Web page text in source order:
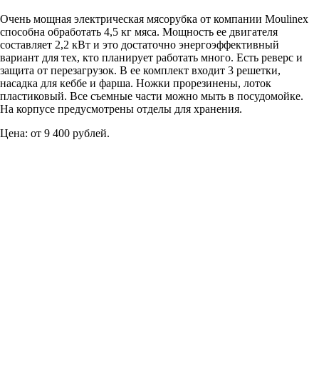
Очень мощная электрическая мясорубка от компании Moulinex
способна обработать 4,5 кг мяса. Мощность ее двигателя
составляет 2,2 кВт и это достаточно энергоэффективный
вариант для тех, кто планирует работать много. Есть реверс и
защита от перезагрузок. В ее комплект входит 3 решетки,
насадка для кеббе и фарша. Ножки прорезинены, лоток
пластиковый. Все съемные части можно мыть в посудомойке.
На корпусе предусмотрены отделы для хранения.
Цена: от 9 400 рублей.